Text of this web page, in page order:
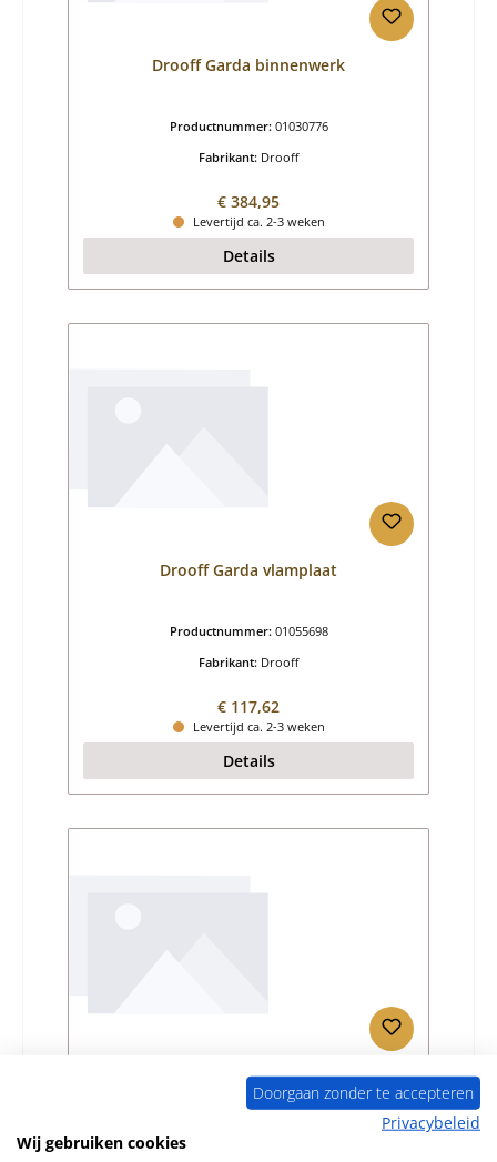
Drooff Garda binnenwerk
Productnummer: 01030776
Fabrikant: Drooff
Normale prijs:
€ 384,95
Levertijd ca. 2-3 weken
Details
Drooff Garda vlamplaat
Productnummer: 01055698
Fabrikant: Drooff
Normale prijs:
€ 117,62
Levertijd ca. 2-3 weken
Details
Drooff Garda Achterste muur steen
Productnummer:
Doorgaan zonder te accepteren
Privacybeleid
Wij gebruiken cookies